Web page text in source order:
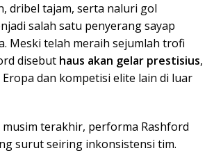
dribel tajam, serta naluri gol
salah satu penyerang sayap
Meski telah meraih sejumlah trofi
disebut haus akan gelar prestisius,
dan kompetisi elite lain di luar
musim terakhir, performa Rashford
surut seiring inkonsistensi tim.